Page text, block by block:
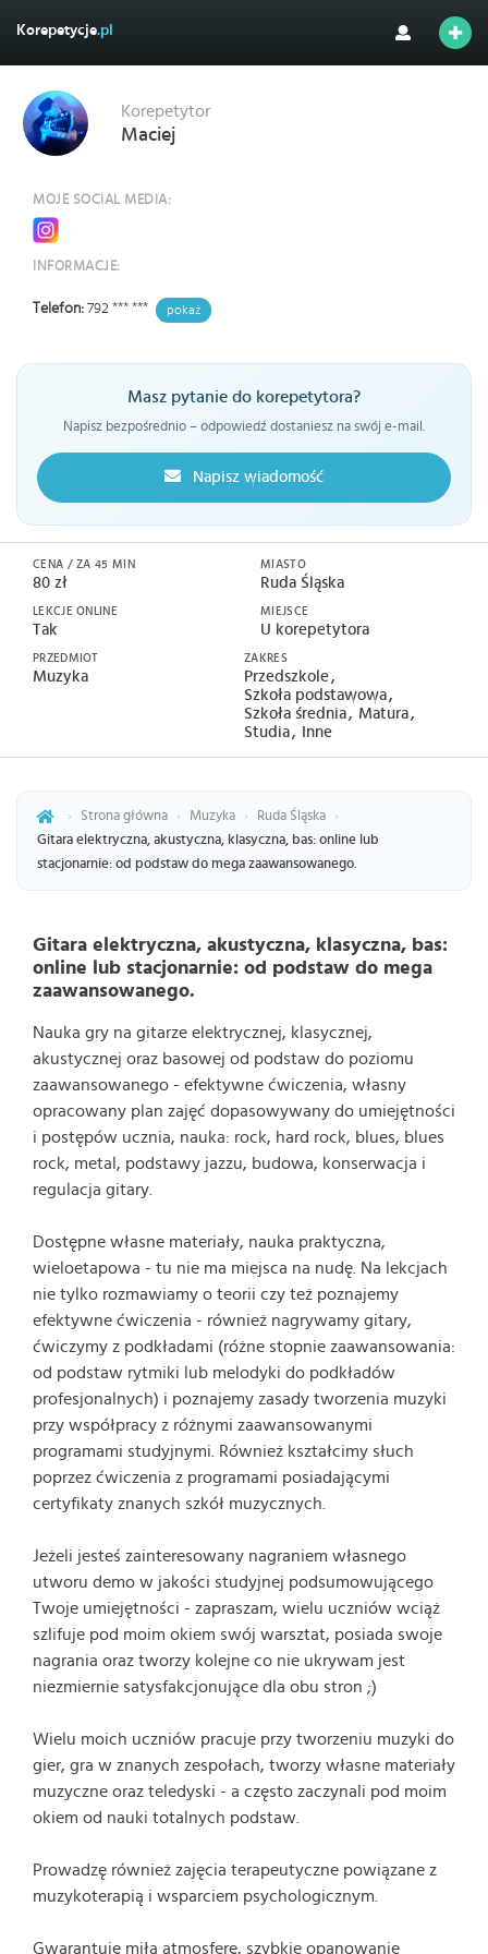
Korepetycje.pl
Korepetytor
Maciej
MOJE SOCIAL MEDIA:
INFORMACJE:
Telefon: 792 *** *** pokaż
Masz pytanie do korepetytora?
Napisz bezpośrednio – odpowiedź dostaniesz na swój e-mail.
Napisz wiadomość
CENA / ZA 45 MIN
80 zł
LEKCJE ONLINE
Tak
MIASTO
Ruda Śląska
MIEJSCE
U korepetytora
PRZEDMIOT
Muzyka
ZAKRES
Przedszkole
Szkoła podstawowa
Szkoła średnia Matura
Studia
Inne
› Strona główna › Muzyka › Ruda Śląska
›
Gitara elektryczna, akustyczna, klasyczna, bas: online lub
stacjonarnie: od podstaw do mega zaawansowanego.
Gitara elektryczna, akustyczna, klasyczna, bas:
online lub stacjonarnie: od podstaw do mega
zaawansowanego.
Nauka gry na gitarze elektrycznej, klasycznej,
akustycznej oraz basowej od podstaw do poziomu
zaawansowanego - efektywne ćwiczenia, własny
opracowany plan zajęć dopasowywany do umiejętności
i postępów ucznia, nauka: rock, hard rock, blues, blues
rock, metal, podstawy jazzu, budowa, konserwacja i
regulacja gitary.
Dostępne własne materiały, nauka praktyczna,
wieloetapowa - tu nie ma miejsca na nudę. Na lekcjach
nie tylko rozmawiamy o teorii czy też poznajemy
efektywne ćwiczenia - również nagrywamy gitary,
ćwiczymy z podkładami (różne stopnie zaawansowania:
od podstaw rytmiki lub melodyki do podkładów
profesjonalnych) i poznajemy zasady tworzenia muzyki
przy współpracy z różnymi zaawansowanymi
programami studyjnymi. Również kształcimy słuch
poprzez ćwiczenia z programami posiadającymi
certyfikaty znanych szkół muzycznych.
Jeżeli jesteś zainteresowany nagraniem własnego
utworu demo w jakości studyjnej podsumowującego
Twoje umiejętności - zapraszam, wielu uczniów wciąż
szlifuje pod moim okiem swój warsztat, posiada swoje
nagrania oraz tworzy kolejne co nie ukrywam jest
niezmiernie satysfakcjonujące dla obu stron ;)
Wielu moich uczniów pracuje przy tworzeniu muzyki do
gier, gra w znanych zespołach, tworzy własne materiały
muzyczne oraz teledyski - a często zaczynali pod moim
okiem od nauki totalnych podstaw.
Prowadzę również zajęcia terapeutyczne powiązane z
muzykoterapią i wsparciem psychologicznym.
Gwarantuję miłą atmosferę, szybkie opanowanie